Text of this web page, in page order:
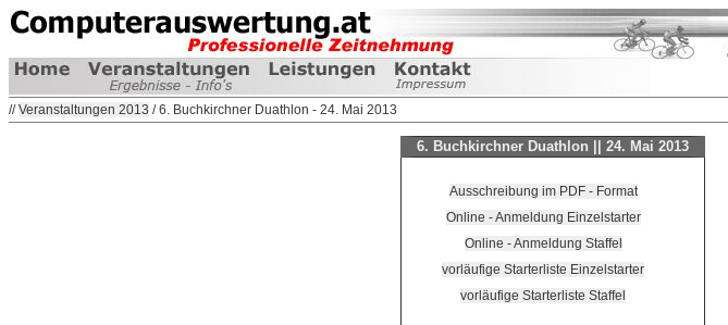
//Veranstaltungen 2013 / 6. Buchkirchner Duathlon - 24. Mai 2013
6. Buchkirchner Duathlon || 24. Mai 2013
Ausschreibung im PDF - Format
Online - Anmeldung Einzelstarter
Online - Anmeldung Staffel
vorläufige Starterliste Einzelstarter
vorläufige Starterliste Staffel